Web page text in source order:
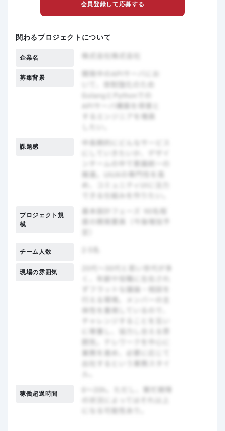
会員登録して応募する
関わるプロジェクトについて
企業名
募集背景
課題感
プロジェクト規
模
チーム人数
現場の雰囲気
稼働超過時間